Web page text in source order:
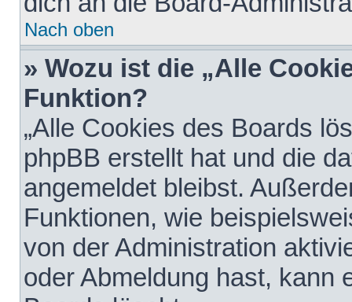
Nach oben
» Wozu ist die „Alle
Funktion?
„Alle Cookies des Boards
phpBB erstellt hat und die
angemeldet bleibst.
Funktionen, wie
von der Administration
oder Abmeldung hast, kann